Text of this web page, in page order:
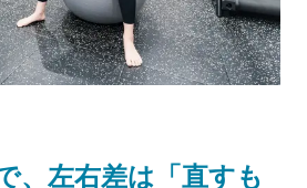
、左右差は「直すも